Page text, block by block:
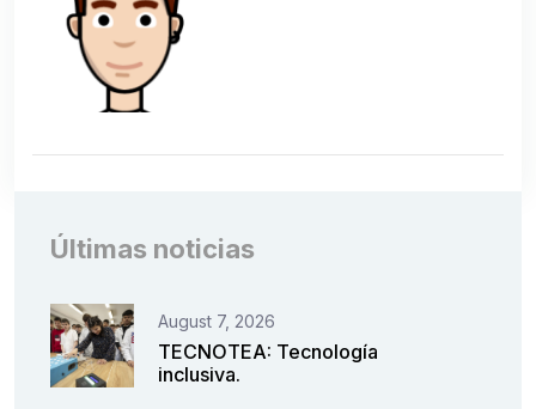
Últimas noticias
August 7, 2026
TECNOTEA: Tecnología
inclusiva.